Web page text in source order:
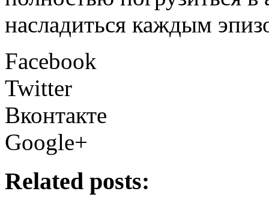
насладиться каждым
Facebook
Twitter
Вконтакте
Google+
Related posts: